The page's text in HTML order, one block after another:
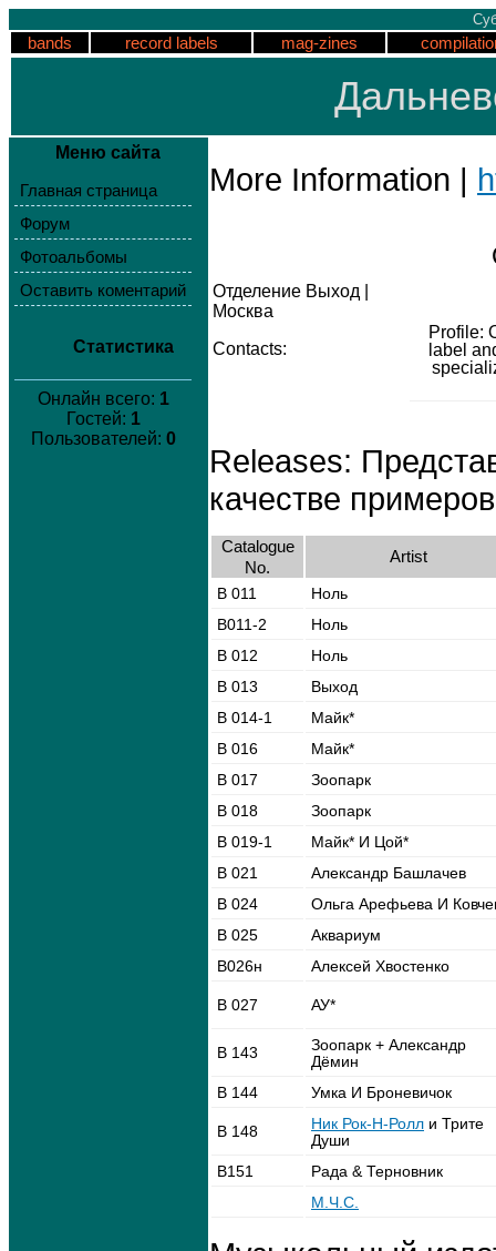
bands record labels mag-zines
Меню сайта
Главная страница
Форум
Фотоальбомы
Оставить коментарий
Статистика
Онлайн всего: 1
Гостей: 1
Пользователей: 0
More Information |
Отделение Выход |
Москва
Contacts:
Profile:
label
Releases:
качестве
Catalogue
No.
Artist
В 011
Ноль
В011-2
Ноль
В 012
Ноль
В 013
Выход
В 014-1
Майк*
В 016
Майк*
В 017
Зоопарк
В 018
Зоопарк
В 019-1
Майк* И Цой*
В 021
Александр Башлачев
В 024
Ольга Арефьева И
В 025
Аквариум
В026н
Алексей Хвостенко
В 027 АУ*
В 143
Зоопарк + Александр
Дёмин
В 144
Умка И Броневичок
В 148 Ник Рок-Н-Ролл и Трите
Души
В151
Рада & Терновник
М.Ч.С.